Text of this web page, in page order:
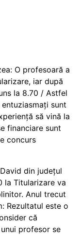
O profesoară a
iar după
la 8.70 / Astfel
sunt
să vină la
financiare sunt
concurs
din județul
la Titularizare va
Anul trecut
Rezultatul este o
că
profesor se